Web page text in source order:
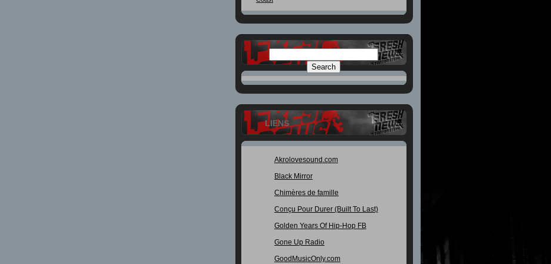
LIENS
Akrolovesound.com
Black Mirror
Chimères de famille
Conçu Pour Durer (Built To Last)
Golden Years Of Hip-Hop FB
Gone Up Radio
GoodMusicOnly.com